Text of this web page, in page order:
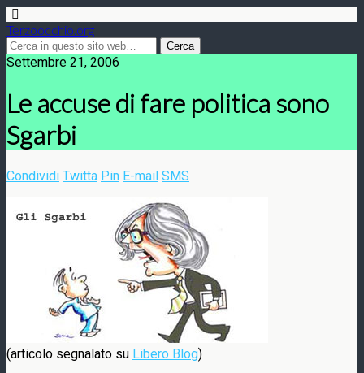
Terzoocchio.org
Settembre 21, 2006
Le accuse di fare politica sono
Sgarbi
Condividi Twitta Pin E-mail SMS
(articolo segnalato su Libero Blog)